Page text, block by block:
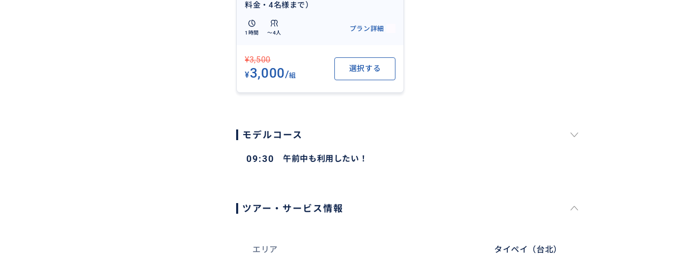
事前延長のメリットは料金が透明で、安心です。
料金・4名様まで）
1時間 〜4人
プラン詳細
¥3,500
¥3,000/組
選択する
モデルコース
09:30 午前中も利用したい！
ツアー・サービス情報
エリア タイペイ（台北）